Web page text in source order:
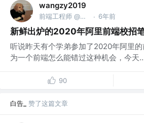
wangzy2019
前端工程师 @饿了么 · 6年前
新鲜出炉的2020年阿里前端校招
听说昨天有个学弟参加了2020年阿里
为一个前端怎么能错过这种机会，今天
90
白告_ 赞了这篇文章